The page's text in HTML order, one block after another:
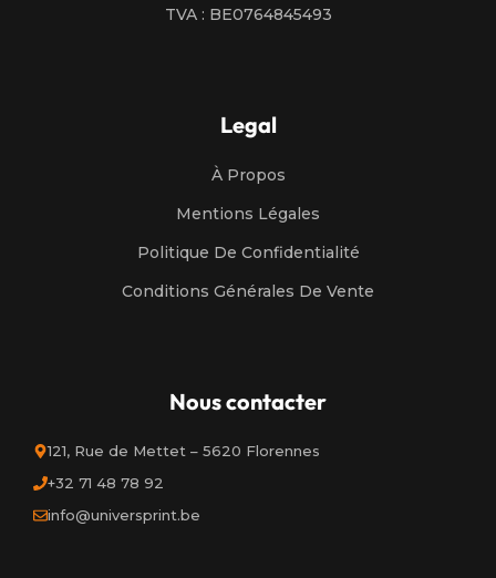
TVA : BE0764845493
Legal
À Propos
Mentions Légales
Politique De Confidentialité
Conditions Générales De Vente
Nous contacter
121, Rue de Mettet – 5620 Florennes
+32 71 48 78 92
info@universprint.be